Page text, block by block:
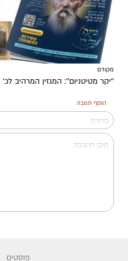
מקודם
''יקר מטיטניום'': המגזין המרהיב
הוסף תגובה
פוסטים